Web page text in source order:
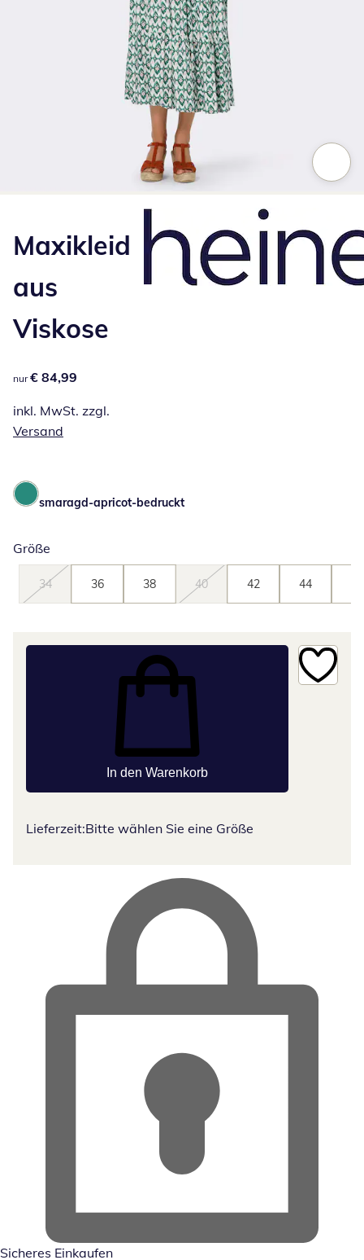
Maxikleid
aus
Viskose
€ 84,99
nur € 84,99
inkl. MwSt. zzgl.
Versand
smaragd-apricot-bedruckt
Größe
34 36 38 40 42 44
In den Warenkorb
Lieferzeit:Bitte wählen Sie eine Größe
Sicheres Einkaufen